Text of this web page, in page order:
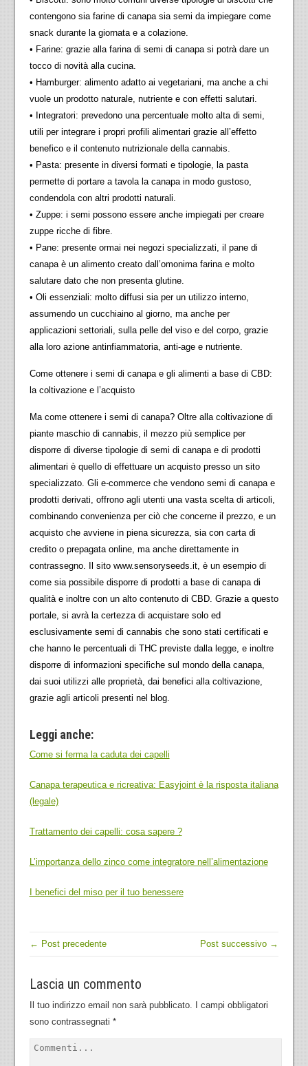
contengono sia farine di canapa sia semi da impiegare come
snack durante la giornata e a colazione.
• Farine: grazie alla farina di semi di canapa si potrà dare un
tocco di novità alla cucina.
• Hamburger: alimento adatto ai vegetariani, ma anche a chi
vuole un prodotto naturale, nutriente e con effetti salutari.
• Integratori: prevedono una percentuale molto alta di semi,
utili per integrare i propri profili alimentari grazie all’effetto
benefico e il contenuto nutrizionale della cannabis.
• Pasta: presente in diversi formati e tipologie, la pasta
permette di portare a tavola la canapa in modo gustoso,
condendola con altri prodotti naturali.
• Zuppe: i semi possono essere anche impiegati per creare
zuppe ricche di fibre.
• Pane: presente ormai nei negozi specializzati, il pane di
canapa è un alimento creato dall’omonima farina e molto
salutare dato che non presenta glutine.
• Oli essenziali: molto diffusi sia per un utilizzo interno,
assumendo un cucchiaino al giorno, ma anche per
applicazioni settoriali, sulla pelle del viso e del corpo, grazie
alla loro azione antinfiammatoria, anti-agee nutriente.
Come ottenere i semi di canapa e gli alimenti a base di CBD:
la coltivazione e l’acquisto
Ma come ottenere i semi di canapa? Oltre alla coltivazione di
piante maschio di cannabis, il mezzo più semplice per
disporre di diverse tipologie di semi di canapa e di prodotti
alimentari è quello di effettuare un acquisto presso un sito
specializzato. Gli e-commerce che vendono semi di canapa e
prodotti derivati, offrono agli utenti una vasta scelta di articoli,
combinando convenienza per ciò che concerne il prezzo, e un
acquisto che avviene in piena sicurezza, sia con carta di
credito o prepagata online, ma anche direttamente in
contrassegno. Il sito www.sensoryseeds.it, è un esempio di
come sia possibile disporre di prodotti a base di canapa di
qualità e inoltre con un alto contenuto di CBD. Grazie a questo
portale, si avrà la certezza di acquistare solo ed
esclusivamente semi di cannabis che sono stati certificati e
che hanno le percentuali di THC previste dalla legge, e inoltre
disporre di informazioni specifiche sul mondo della canapa,
dai suoi utilizzi alle proprietà, dai benefici alla coltivazione,
grazie agli articoli presenti nel blog.
Leggi anche:
Come si ferma la caduta dei capelli
Canapa terapeutica e ricreativa: Easyjoint è la risposta italiana
(legale)
Trattamento dei capelli: cosa sapere ?
L’importanza dello zinco come integratore nell’alimentazione
I benefici del miso per il tuo benessere
← Post precedente Post successivo →
Lascia un commento
Il tuo indirizzo email non sarà pubblicato.
I campi obbligatori
sono contrassegnati *